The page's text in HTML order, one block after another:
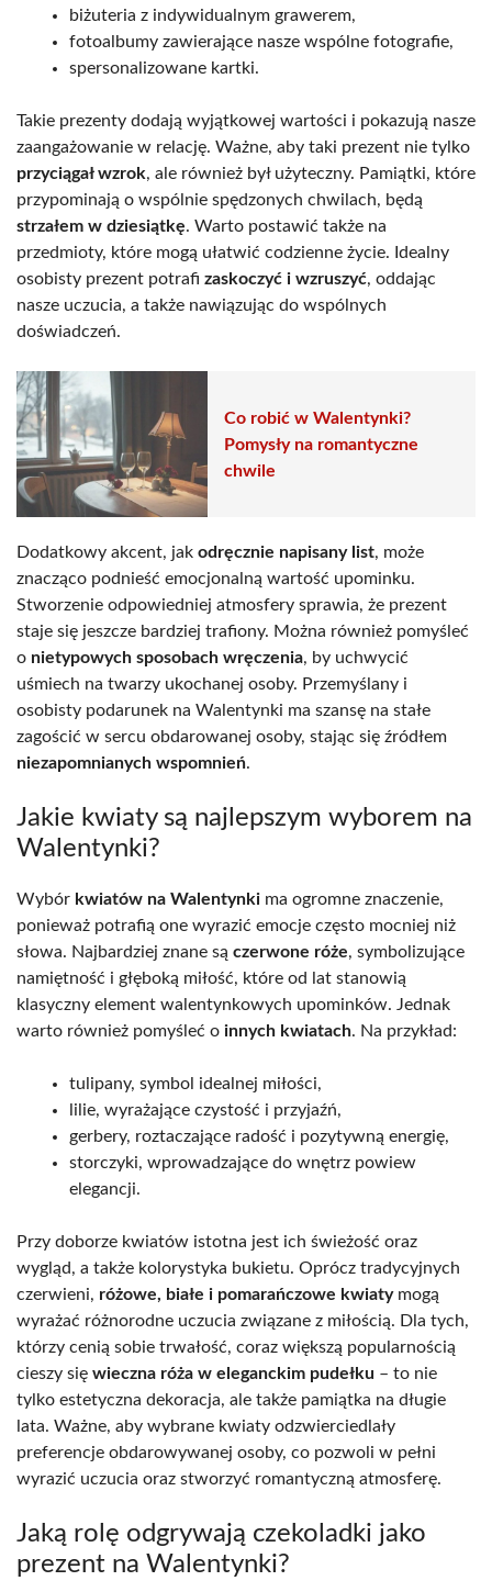
biżuteria z indywidualnym grawerem,
fotoalbumy zawierające nasze wspólne fotografie,
spersonalizowane kartki.
Takie prezenty dodają wyjątkowej wartości i pokazują nasze
zaangażowanie w relację. Ważne, aby taki prezent nie tylko
przyciągał wzrok, ale również był użyteczny. Pamiątki, które
przypominają o wspólnie spędzonych chwilach, będą
strzałem w dziesiątkę. Warto postawić także na
przedmioty, które mogą ułatwić codzienne życie. Idealny
osobisty prezent potrafi zaskoczyć i wzruszyć, oddając
nasze uczucia, a także nawiązując do wspólnych
doświadczeń.
Co robić w Walentynki?
Pomysły na romantyczne
chwile
Dodatkowy akcent, jak odręcznie napisany list, może
znacząco podnieść emocjonalną wartość upominku.
Stworzenie odpowiedniej atmosfery sprawia, że prezent
staje się jeszcze bardziej trafiony. Można również pomyśleć
o nietypowych sposobach wręczenia, by uchwycić
uśmiech na twarzy ukochanej osoby. Przemyślany i
osobisty podarunek na Walentynki ma szansę na stałe
zagościć w sercu obdarowanej osoby, stając się źródłem
niezapomnianych wspomnień.
Jakie kwiaty są najlepszym wyborem na
Walentynki?
Wybór kwiatów na Walentynki ma ogromne znaczenie,
ponieważ potrafią one wyrazić emocje często mocniej niż
słowa. Najbardziej znane są czerwone róże, symbolizujące
namiętność i głęboką miłość, które od lat stanowią
klasyczny element walentynkowych upominków. Jednak
warto również pomyśleć o innych kwiatach. Na przykład:
tulipany, symbol idealnej miłości,
lilie, wyrażające czystość i przyjaźń,
gerbery, roztaczające radość i pozytywną energię,
storczyki, wprowadzające do wnętrz powiew
elegancji.
Przy doborze kwiatów istotna jest ich świeżość oraz
wygląd, a także kolorystyka bukietu. Oprócz tradycyjnych
czerwieni, różowe, białe i pomarańczowe kwiatymogą
wyrażać różnorodne uczucia związane z miłością. Dla tych,
którzy cenią sobie trwałość, coraz większą popularnością
cieszy się wieczna róża w eleganckim pudełku – to nie
tylko estetyczna dekoracja, ale także pamiątka na długie
lata. Ważne, aby wybrane kwiaty odzwierciedlały
preferencje obdarowywanej osoby, co pozwoli w pełni
wyrazić uczucia oraz stworzyć romantyczną atmosferę.
Jaką rolę odgrywają czekoladki jako
prezent na Walentynki?